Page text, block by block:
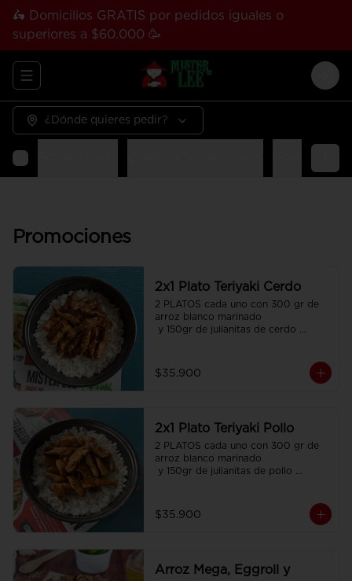
🛵 Domicilios GRATIS por pedidos iguales o
superiores a $60.000 🥳
Abrir menu de navegación
¿Dónde quieres pedir?
Promociones
2x1 Plato Teriyaki Cerdo
2 PLATOS cada uno con 300 gr de
arroz blanco marinado
y 150gr de julianitas de cerdo
$35.900
2x1 Plato Teriyaki Pollo
2 PLATOS cada uno con 300 gr de
arroz blanco marinado
y 150gr de julianitas de pollo
$35.900
Arroz Mega, Eggroll y